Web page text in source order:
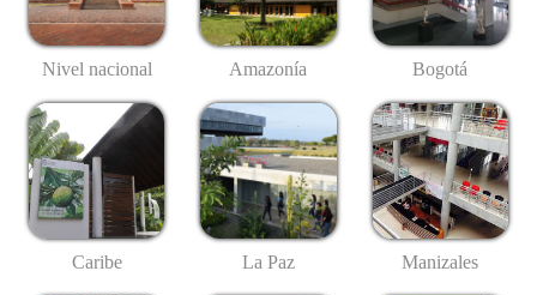
Nivel nacional Amazonía Bogotá
Caribe La Paz Manizales